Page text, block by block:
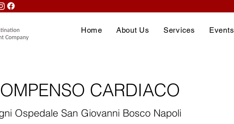
Home About Us Services Events
CARDIACO
Ospedale San Giovanni Bosco Napoli